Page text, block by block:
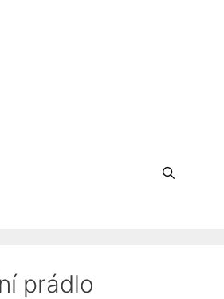
prádlo